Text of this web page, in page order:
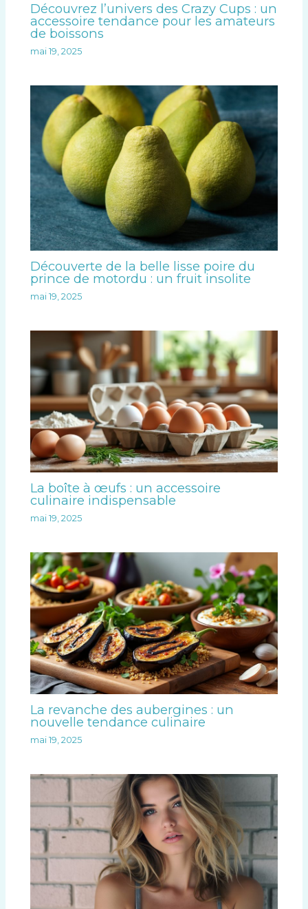
Découvrez l’univers des Crazy Cups : un
accessoire tendance pour les amateurs
de boissons
mai 19, 2025
Découverte de la belle lisse poire du
prince de motordu : un fruit insolite
mai 19, 2025
La boîte à œufs : un accessoire
culinaire indispensable
mai 19, 2025
La revanche des aubergines : un
nouvelle tendance culinaire
mai 19, 2025